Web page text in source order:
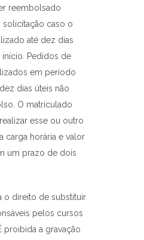
reembolsado
caso o
até dez dias
início. Pedidos de
em período
dias úteis não
O matriculado
esse ou outro
carga horária e valor
um prazo de dois
o direito de substituir
pelos cursos
proibida a gravação